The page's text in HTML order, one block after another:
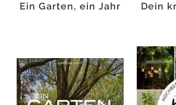
Ein Garten, ein Jahr Dein